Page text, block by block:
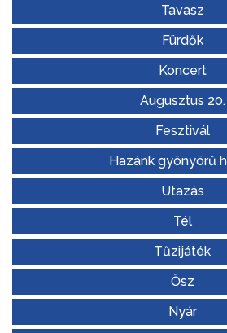
Tavasz
Fürdők
Koncert
Augusztus 20.
Fesztivál
Hazánk gyönyörű
Utazás
Tél
Tűzijáték
Ősz
Nyár